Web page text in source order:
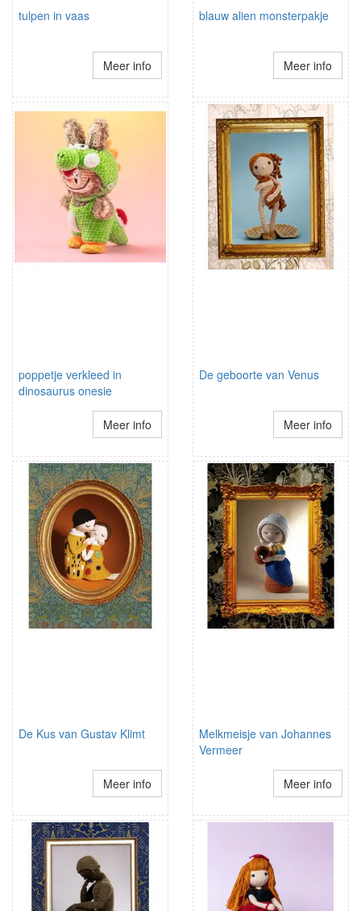
tulpen in vaas
Meer info
blauw alien monsterpakje
Meer info
poppetje verkleed in
dinosaurus onesie
Meer info
De geboorte van Venus
Meer info
De Kus van Gustav Klimt
Meer info
Melkmeisje van Johannes
Vermeer
Meer info